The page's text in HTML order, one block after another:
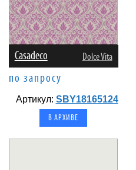
Casadeco Dolce Vita
по запросу
Артикул: SBY18165124
В АРХИВЕ